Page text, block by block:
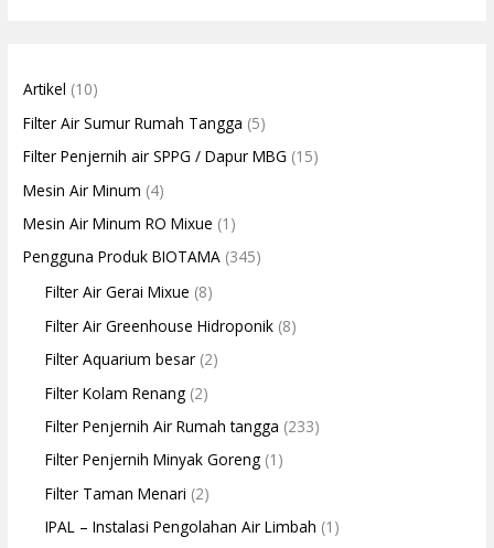
Artikel (10)
Filter Air Sumur Rumah Tangga (5)
Filter Penjernih air SPPG / Dapur MBG (15)
Mesin Air Minum (4)
Mesin Air Minum RO Mixue (1)
Pengguna Produk BIOTAMA (345)
Filter Air Gerai Mixue (8)
Filter Air Greenhouse Hidroponik (8)
Filter Aquarium besar (2)
Filter Kolam Renang (2)
Filter Penjernih Air Rumah tangga (233)
Filter Penjernih Minyak Goreng (1)
Filter Taman Menari (2)
IPAL – Instalasi Pengolahan Air Limbah (1)